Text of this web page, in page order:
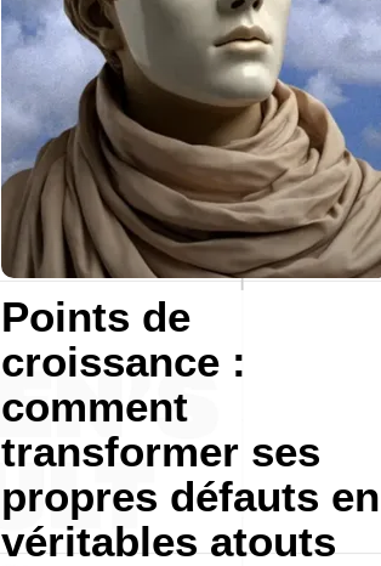
Points de
croissance :
comment
transformer ses
propres défauts en
véritables atouts